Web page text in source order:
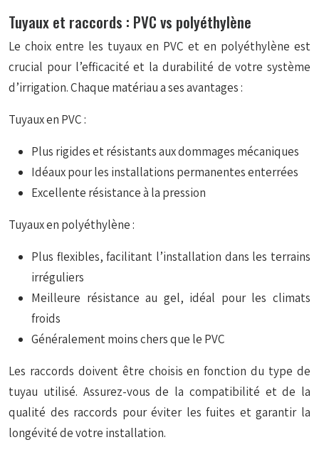
Tuyaux et raccords : PVC vs polyéthylène
Le choix entre les tuyaux en PVC et en polyéthylène est
crucial pour l’efficacité et la durabilité de votre système
d’irrigation. Chaque matériau a ses avantages :
Tuyaux en PVC :
Plus rigides et résistants aux dommages mécaniques
Idéaux pour les installations permanentes enterrées
Excellente résistance à la pression
Tuyaux en polyéthylène :
Plus flexibles, facilitant l’installation dans les terrains
irréguliers
Meilleure résistance au gel, idéal pour les climats
froids
Généralement moins chers que le PVC
Les raccords doivent être choisis en fonction du type de
tuyau utilisé. Assurez-vous de la compatibilité et de la
qualité des raccords pour éviter les fuites et garantir la
longévité de votre installation.